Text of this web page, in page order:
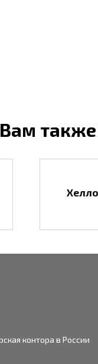
Вам
контора в России